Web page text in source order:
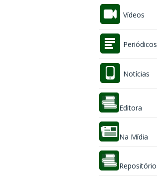
Vídeos
Periódicos
Notícias
Editora
Na Mídia
Repositório